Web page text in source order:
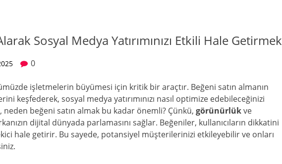
Sosyal Medya Yatırımınızı Etkili Hale Getirmek
0
işletmelerin büyümesi için kritik bir araçtır. Beğeni satın almanın
keşfederek, sosyal medya yatırımınızı nasıl optimize edebileceğinizi
neden beğeni satın almak bu kadar önemli? Çünkü, görünürlükve
dijital dünyada parlamasını sağlar. Beğeniler, kullanıcıların dikkatini
hale getirir. Bu sayede, potansiyel müşterilerinizi etkileyebilir ve onları